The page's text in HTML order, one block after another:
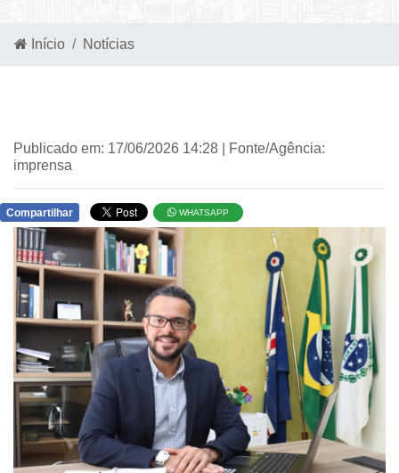
Início Notícias
Publicado em: 17/06/2026 14:28 | Fonte/Agência:
imprensa
Compartilhar WHATSAPP